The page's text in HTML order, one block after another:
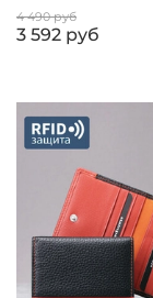
4 490 руб
3 592 руб